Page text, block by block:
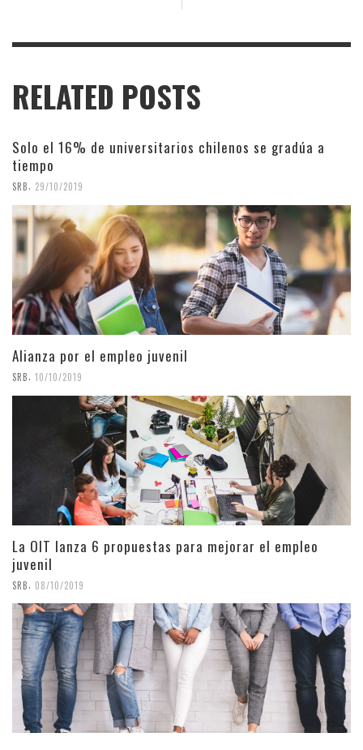
RELATED POSTS
Solo el 16% de universitarios chilenos se gradúa a
tiempo
SRB 29/10/2019
Alianza por el empleo juvenil
SRB 10/10/2019
La OIT lanza 6 propuestas para mejorar el empleo
juvenil
SRB 08/10/2019